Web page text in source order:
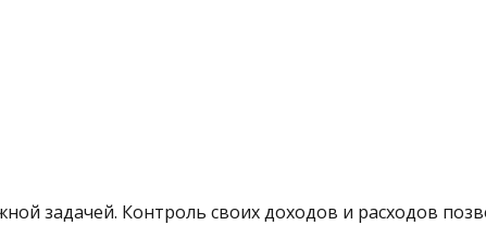
задачей. Контроль своих доходов и расходов